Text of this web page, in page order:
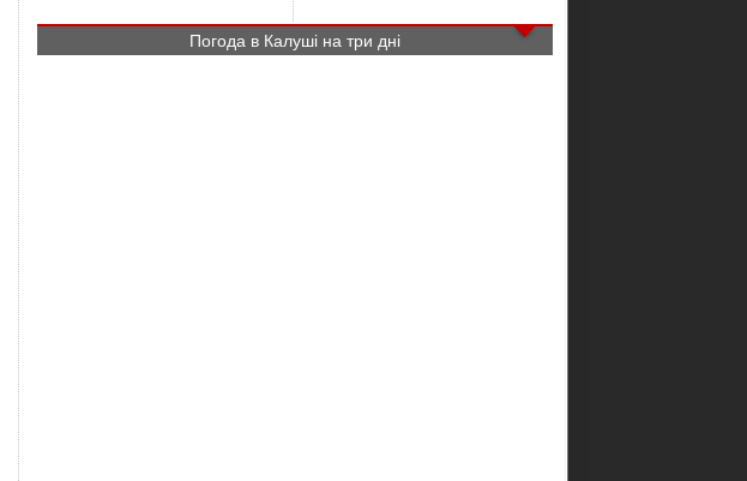
Погода в Калуші на три дні